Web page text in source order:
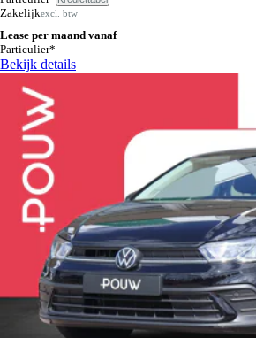
Zakelijkexcl. btw
Lease per maand vanaf
Particulier*
Bekijk details